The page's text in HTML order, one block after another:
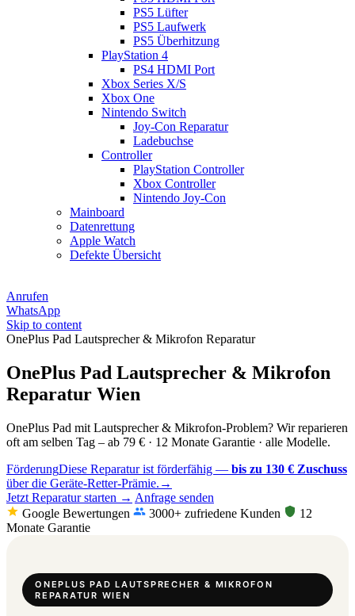
PS5 Lüfter
PS5 Laufwerk
PS5 Überhitzung
PlayStation 4
PS4 HDMI Port
Xbox Series X/S
Xbox One
Nintendo Switch
Joy-Con Reparatur
Ladebuchse
Controller
PlayStation Controller
Xbox Controller
Nintendo Joy-Con
Mainboard
Datenrettung
Apple Watch
Defekte Übersicht
Anrufen
WhatsApp
Skip to content
OnePlus Pad Lautsprecher & Mikrofon Reparatur
OnePlus Pad Lautsprecher & Mikrofon
Reparatur Wien
OnePlus Pad mit Lautsprecher & Mikrofon-Problem? Wir reparieren
oft am selben Tag – ab 79 € · 12 Monate Garantie · alle Modelle.
FörderungDiese Reparatur ist förderfähig — bis zu 130 € Zuschuss
über die Geräte-Retter-Prämie. →
Jetzt Reparatur starten → Anfrage senden
Google Bewertungen
3000+ zufriedene Kunden
12
Monate Garantie
ONEPLUS PAD LAUTSPRECHER & MIKROFON
REPARATUR WIEN